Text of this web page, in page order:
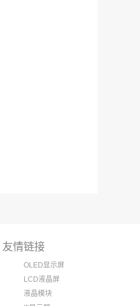
友情链接
OLED显示屏
LCD液晶屏
液晶模块